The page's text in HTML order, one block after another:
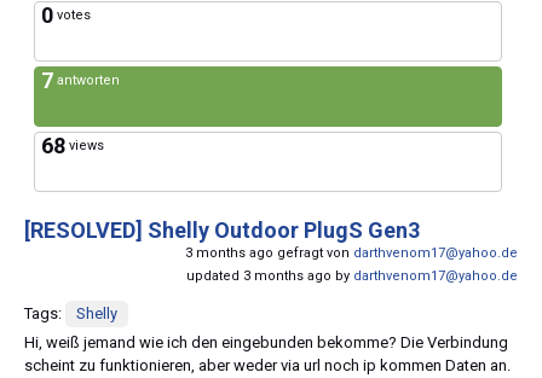
0 votes
7 antworten
68 views
[RESOLVED] Shelly Outdoor PlugS Gen3
3 months ago gefragt von darthvenom17@yahoo.de
updated 3 months ago by darthvenom17@yahoo.de
Tags:
Shelly
Hi, weiß jemand wie ich den eingebunden bekomme? Die Verbindung
scheint zu funktionieren, aber weder via url noch ip kommen Daten an.